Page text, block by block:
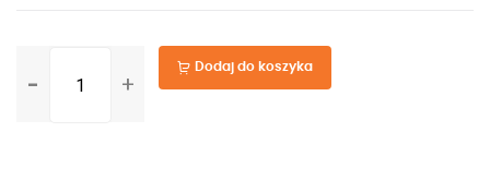
RS232
Dodaj do koszyka